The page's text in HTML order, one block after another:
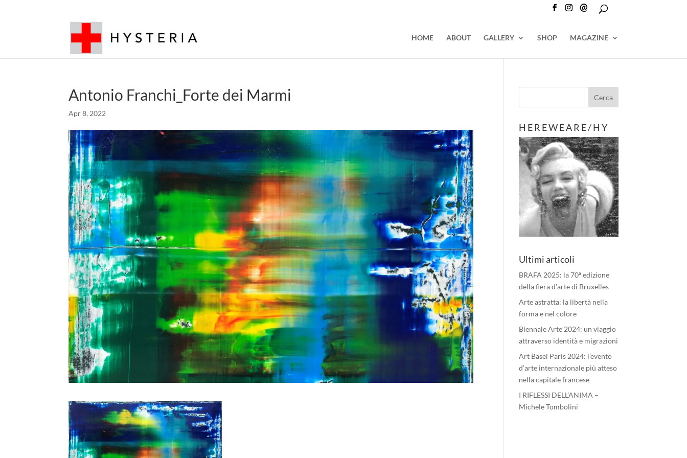
@
HOME ABOUT GALLERY SHOP MAGAZINE
Antonio Franchi_Forte dei Marmi
Apr 8, 2022
H E R E W E A R E / H Y
Ultimi articoli
BRAFA 2025: la 70ª edizione
della fiera d’arte di Bruxelles
Arte astratta: la libertà nella
forma e nel colore
Biennale Arte 2024: un viaggio
attraverso identità e migrazioni
Art Basel Paris 2024: l’evento
d’arte internazionale più atteso
nella capitale francese
I RIFLESSI DELL’ANIMA –
Michele Tombolini